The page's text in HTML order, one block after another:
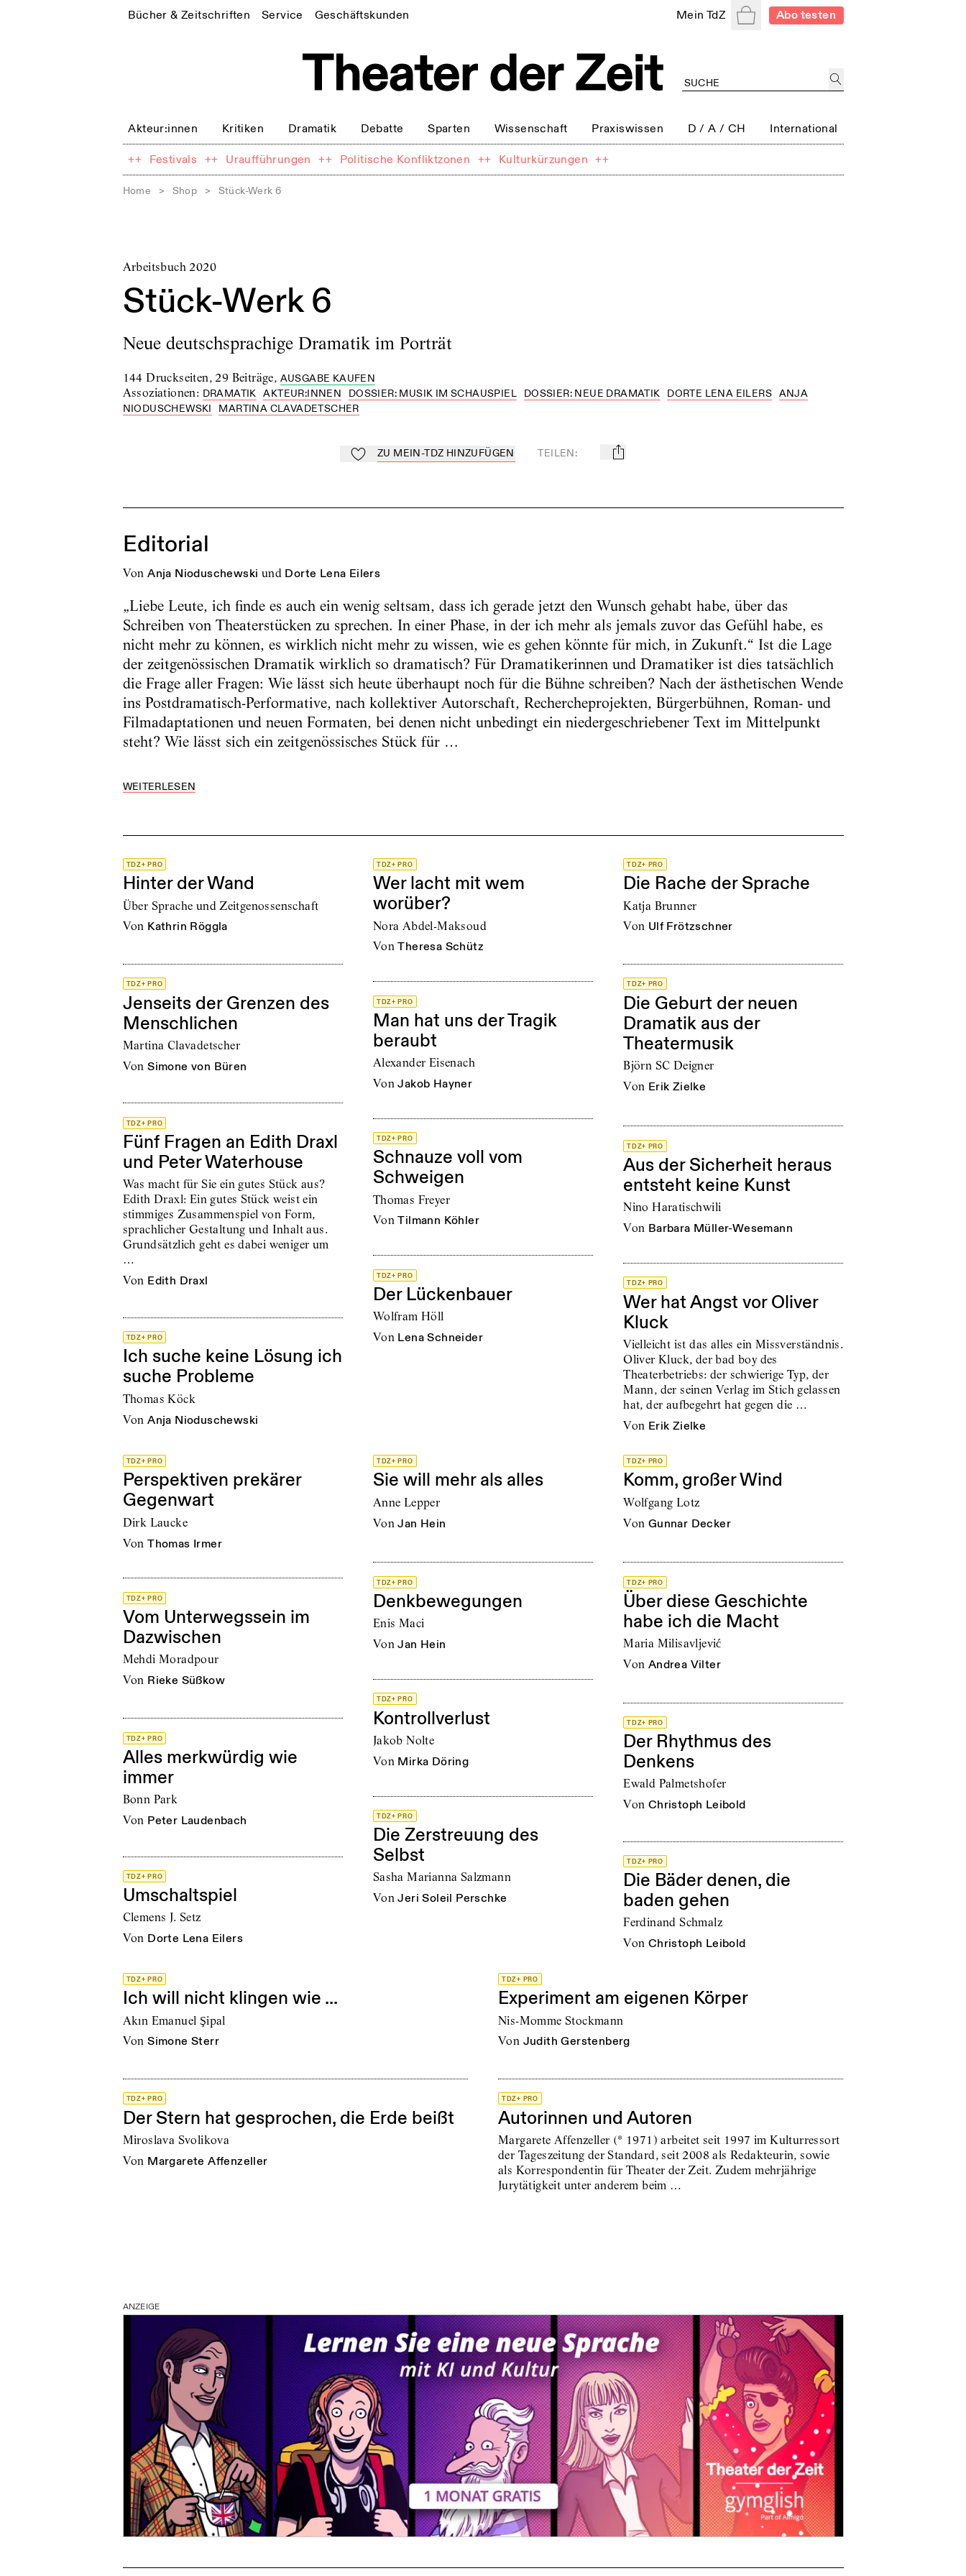
Bücher & Zeitschriften Service Geschäftskunden Mein TdZ WarenkorbAbo testen
Akteur:innen Kritiken Dramatik Debatte Sparten Wissenschaft Praxiswissen D / A / CH International
++ Festivals ++ Uraufführungen ++ Politische Konfliktzonen ++ Kulturkürzungen ++
Home > Shop > Stück-Werk 6
Arbeitsbuch 2020
Stück-Werk 6
Neue deutschsprachige Dramatik im Porträt
144 Druckseiten, 29 Beiträge, AUSGABE KAUFEN
Assoziationen: DRAMATIK AKTEUR:INNEN DOSSIER: MUSIK IM SCHAUSPIEL DOSSIER: NEUE DRAMATIK DORTE LENA EILERS ANJA
NIODUSCHEWSKI
MARTINA CLAVADETSCHER
Zu Mein-TdZ hinzufügen
ZU MEIN-TDZ HINZUFÜGEN TEILEN: mail
Editorial
von Anja Nioduschewski und Dorte Lena Eilers
„Liebe Leute, ich finde es auch ein wenig seltsam, dass ich gerade jetzt den Wunsch gehabt habe, über das
Schreiben von Theaterstücken zu sprechen. In einer Phase, in der ich mehr als jemals zuvor das Gefühl habe, es
nicht mehr zu können, es wirklich nicht mehr zu wissen, wie es gehen könnte für mich, in Zukunft.“ Ist die Lage
der zeitgenössischen Dramatik wirklich so dramatisch? Für Dramatikerinnen und Dramatiker ist dies tatsächlich
die Frage aller Fragen: Wie lässt sich heute überhaupt noch für die Bühne schreiben? Nach der ästhetischen Wende
ins Postdramatisch-Performative, nach kollektiver Autorschaft, Rechercheprojekten, Bürgerbühnen, Roman- und
Filmadaptationen und neuen Formaten, bei denen nicht unbedingt ein niedergeschriebener Text im Mittelpunkt
steht? Wie lässt sich ein zeitgenössisches Stück für …
WEITERLESEN
TDZ+ PRO
Hinter der Wand
Über Sprache und Zeitgenossenschaft
von Kathrin Röggla
TDZ+ PRO
Wer lacht mit wem
worüber?
Nora Abdel-Maksoud
von Theresa Schütz
TDZ+ PRO
Die Rache der Sprache
Katja Brunner
von Ulf Frötzschner
TDZ+ PRO
Jenseits der Grenzen des
Menschlichen
Martina Clavadetscher
von Simone von Büren
TDZ+ PRO
Die Geburt der neuen
Dramatik aus der
Theatermusik
Björn SC Deigner
von Erik Zielke
TDZ+ PRO
Man hat uns der Tragik
beraubt
Alexander Eisenach
von Jakob Hayner
TDZ+ PRO
Fünf Fragen an Edith Draxl
und Peter Waterhouse
Was macht für Sie ein gutes Stück aus?
Edith Draxl: Ein gutes Stück weist ein
stimmiges Zusammenspiel von Form,
sprachlicher Gestaltung und Inhalt aus.
Grundsätzlich geht es dabei weniger um
…
von Edith Draxl
TDZ+ PRO
Schnauze voll vom
Schweigen
Thomas Freyer
von Tilmann Köhler
TDZ+ PRO
Aus der Sicherheit heraus
entsteht keine Kunst
Nino Haratischwili
von Barbara Müller-Wesemann
TDZ+ PRO
Der Lückenbauer
Wolfram Höll
von Lena Schneider
TDZ+ PRO
Wer hat Angst vor Oliver
Kluck
Vielleicht ist das alles ein Missverständnis.
Oliver Kluck, der bad boy des
Theaterbetriebs: der schwierige Typ, der
Mann, der seinen Verlag im Stich gelassen
hat, der aufbegehrt hat gegen die …
von Erik Zielke
TDZ+ PRO
Ich suche keine Lösung ich
suche Probleme
Thomas Köck
von Anja Nioduschewski
TDZ+ PRO
Perspektiven prekärer
Gegenwart
Dirk Laucke
von Thomas Irmer
TDZ+ PRO
Sie will mehr als alles
Anne Lepper
von Jan Hein
TDZ+ PRO
Komm, großer Wind
Wolfgang Lotz
von Gunnar Decker
TDZ+ PRO
Denkbewegungen
Enis Maci
von Jan Hein
TDZ+ PRO
Über diese Geschichte
habe ich die Macht
Maria Milisavljević
von Andrea Vilter
TDZ+ PRO
Vom Unterwegssein im
Dazwischen
Mehdi Moradpour
von Rieke Süßkow
TDZ+ PRO
Kontrollverlust
Jakob Nolte
von Mirka Döring
TDZ+ PRO
Der Rhythmus des
Denkens
Ewald Palmetshofer
von Christoph Leibold
TDZ+ PRO
Alles merkwürdig wie
immer
Bonn Park
von Peter Laudenbach TDZ+ PRO
Die Zerstreuung des
Selbst
Sasha Marianna Salzmann
von Jeri Soleil Perschke
TDZ+ PRO
Die Bäder denen, die
baden gehen
Ferdinand Schmalz
von Christoph Leibold
TDZ+ PRO
Umschaltspiel
Clemens J. Setz
von Dorte Lena Eilers
TDZ+ PRO
Ich will nicht klingen wie ...
Akın Emanuel Şipal
von Simone Sterr
TDZ+ PRO
Experiment am eigenen Körper
Nis-Momme Stockmann
von Judith Gerstenberg
TDZ+ PRO
Der Stern hat gesprochen, die Erde beißt
Miroslava Svolikova
von Margarete Affenzeller
TDZ+ PRO
Autorinnen und Autoren
Margarete Affenzeller (* 1971) arbeitet seit 1997 im Kulturressort
der Tageszeitung der Standard, seit 2008 als Redakteurin, sowie
als Korrespondentin für Theater der Zeit. Zudem mehrjährige
Jurytätigkeit unter anderem beim …
ANZEIGE